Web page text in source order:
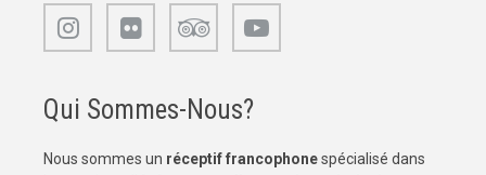
Qui Sommes-Nous?
Nous sommes un réceptif francophonespécialisé dans